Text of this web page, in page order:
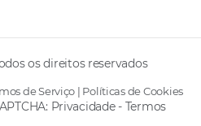
os direitos reservados
de Serviço | Políticas de Cookies
Privacidade- Termos